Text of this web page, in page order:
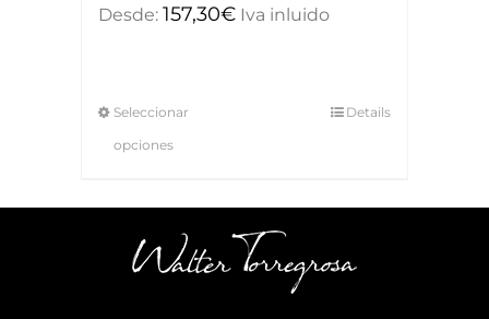
Desde: 157,30€ Iva inluido
Seleccionar
opciones
Details